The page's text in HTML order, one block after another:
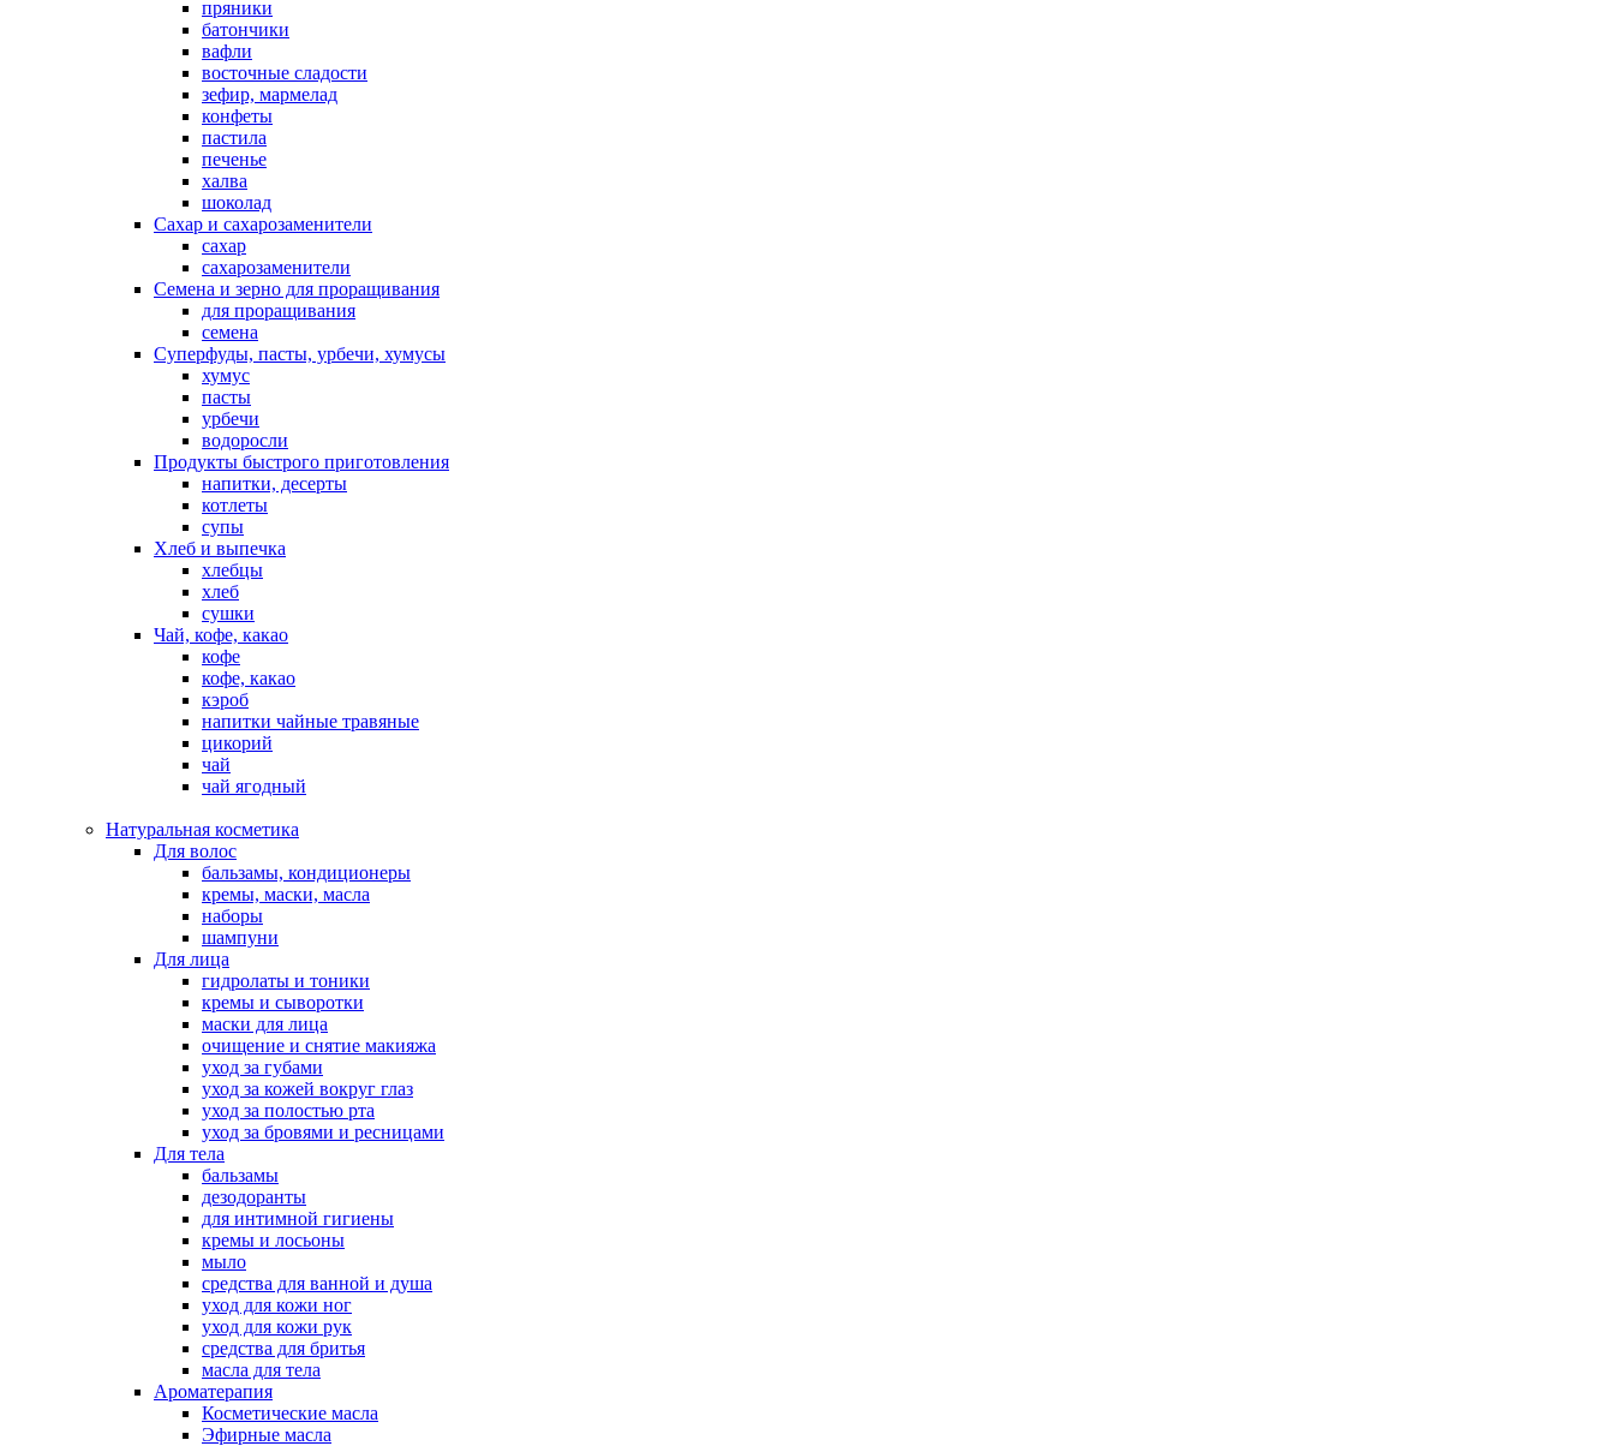
пряники
батончики
вафли
восточные сладости
зефир, мармелад
конфеты
пастила
печенье
халва
шоколад
Сахар и сахарозаменители
сахар
сахарозаменители
Семена и зерно для проращивания
для проращивания
семена
Суперфуды, пасты, урбечи, хумусы
хумус
пасты
урбечи
водоросли
Продукты быстрого приготовления
напитки, десерты
котлеты
супы
Хлеб и выпечка
хлебцы
хлеб
сушки
Чай, кофе, какао
кофе
кофе, какао
кэроб
напитки чайные травяные
цикорий
чай
чай ягодный
Натуральная косметика
Для волос
бальзамы, кондиционеры
кремы, маски, масла
наборы
шампуни
Для лица
гидролаты и тоники
кремы и сыворотки
маски для лица
очищение и снятие макияжа
уход за губами
уход за кожей вокруг глаз
уход за полостью рта
уход за бровями и ресницами
Для тела
бальзамы
дезодоранты
для интимной гигиены
кремы и лосьоны
мыло
средства для ванной и душа
уход для кожи ног
уход для кожи рук
средства для бритья
масла для тела
Ароматерапия
Косметические масла
Эфирные масла